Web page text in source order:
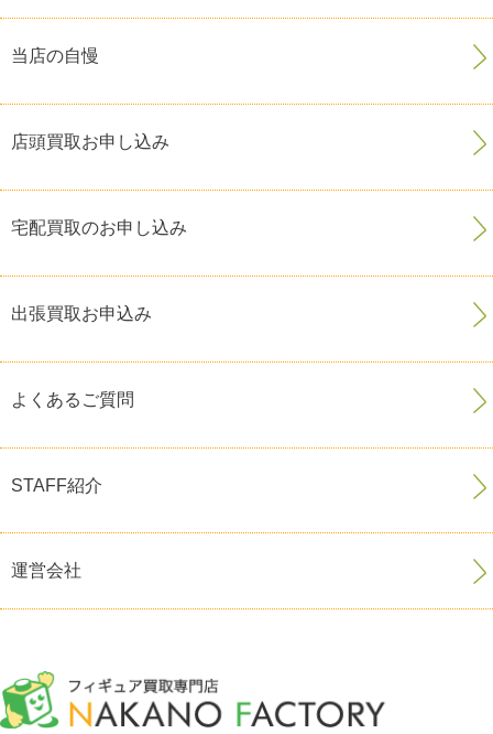
当店の自慢
店頭買取お申し込み
宅配買取のお申し込み
出張買取お申込み
よくあるご質問
STAFF紹介
運営会社